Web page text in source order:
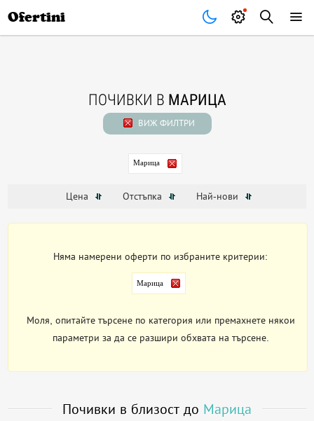
Ofertini
ПОЧИВКИ В МАРИЦА
ВИЖ ФИЛТРИ
Марица
Цена Отстъпка Най-нови
Няма намерени оферти по избраните критерии:
Марица
Моля, опитайте търсене по категория или премахнете някои
параметри за да се разшири обхвата на търсене.
Почивки в близост до Марица